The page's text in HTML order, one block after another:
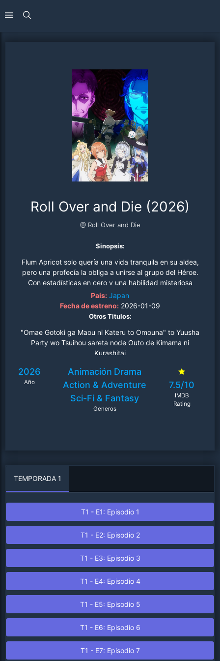
Roll Over and Die (2026)
@ Roll Over and Die
Sinopsis:
Flum Apricot solo quería una vida tranquila en su aldea,
pero una profecía la obliga a unirse al grupo del Héroe.
Con estadísticas en cero y una habilidad misteriosa
llamada "Reversión", es despreciada y traicionada. Sin
embargo, cuando su maldición se invierte, su destino
cambia por completo..
Pais: Japan
Fecha de estreno: 2026-01-09
Otros Titulos:
"Omae Gotoki ga Maou ni Kateru to Omouna" to Yuusha
Party wo Tsuihou sareta node Outo de Kimama ni
Kurashitai
2026
Año
Animación Drama
Action & Adventure
Sci-Fi & Fantasy
Generos
7.5/10
IMDB
Rating
TEMPORADA 1
T1 - E1: Episodio 1
T1 - E2: Episodio 2
T1 - E3: Episodio 3
T1 - E4: Episodio 4
T1 - E5: Episodio 5
T1 - E6: Episodio 6
T1 - E7: Episodio 7